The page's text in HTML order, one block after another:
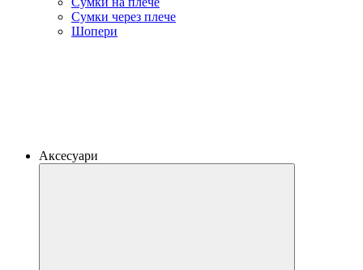
Сумки через плече
Шопери
Аксесуари